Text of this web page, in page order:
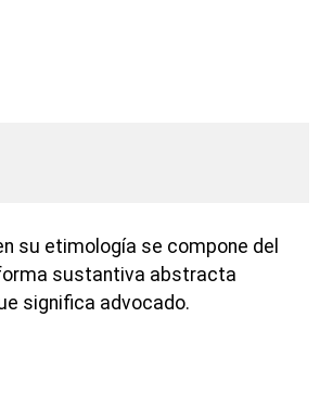
su etimología se compone del
sustantiva abstracta
significa advocado.